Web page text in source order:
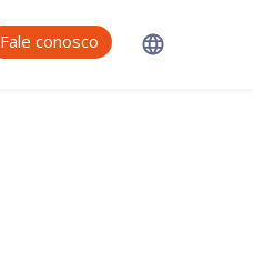
Fale conosco